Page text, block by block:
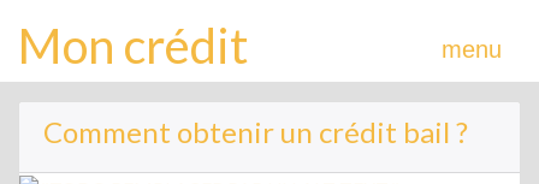
Mon crédit menu
Comment obtenir un crédit bail ?